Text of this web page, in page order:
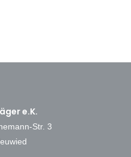
e.K.
Str. 3